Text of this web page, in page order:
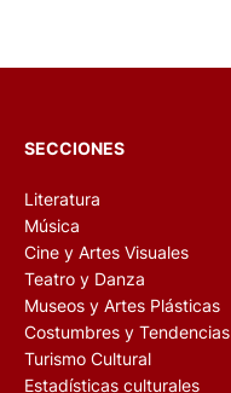
SECCIONES
Literatura
Música
Cine y Artes Visuales
Teatro y Danza
Museos y Artes Plásticas
Costumbres y Tendencias
Turismo Cultural
Estadísticas culturales